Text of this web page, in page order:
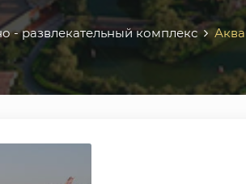
- развлекательный комплекс